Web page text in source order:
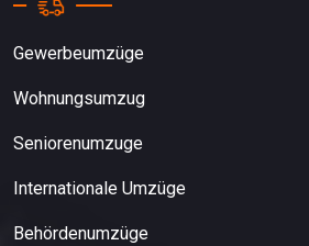
Gewerbeumzüge
Wohnungsumzug
Seniorenumzuge
Internationale Umzüge
Behördenumzüge